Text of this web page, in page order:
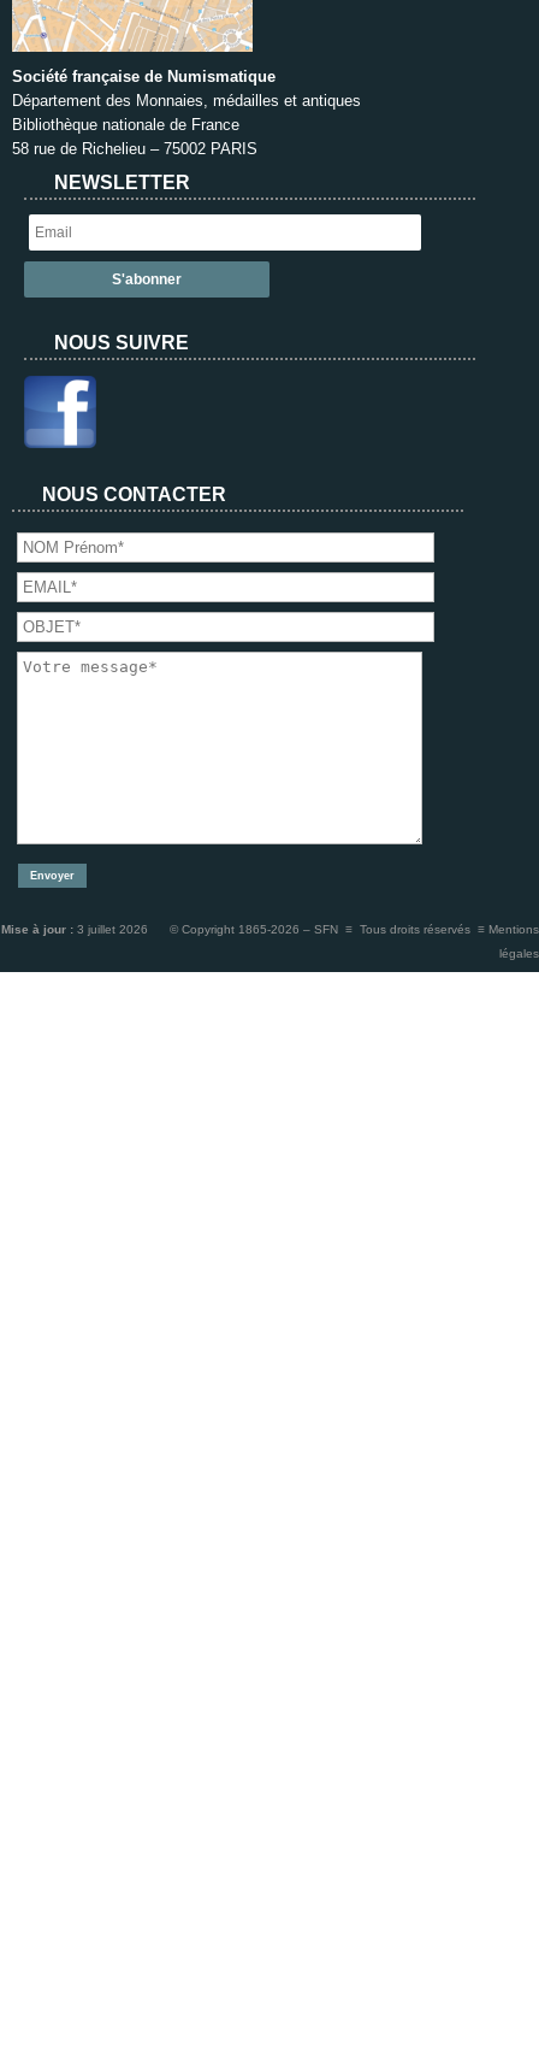
Société française de Numismatique
Département des Monnaies, médailles et antiques
Bibliothèque nationale de France
58 rue de Richelieu – 75002 PARIS
NEWSLETTER
NOUS SUIVRE
NOUS CONTACTER
Mise à jour : 3 juillet 2026 © Copyright 1865-2026 – SFN ≡ Tous droits réservés ≡ Mentions
légales